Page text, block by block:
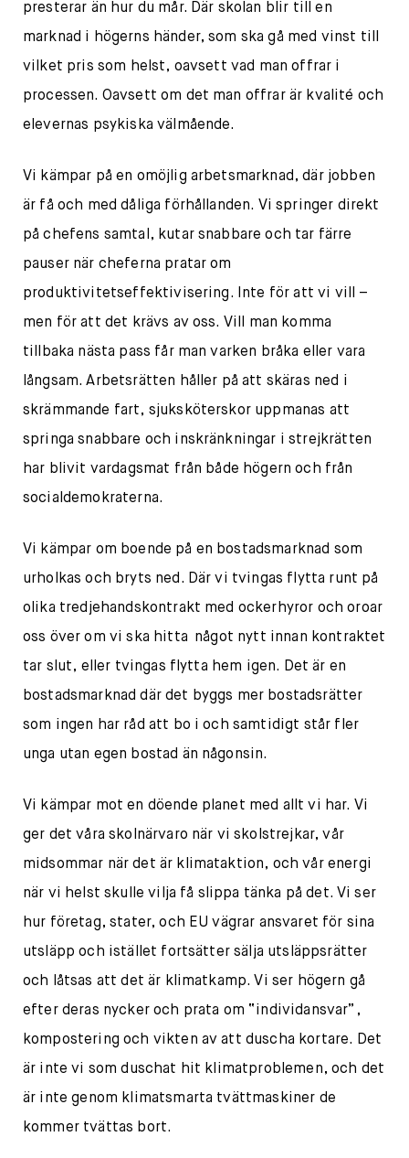
presterar än hur du mår. Där skolan blir till en
marknad i högerns händer, som ska gå med vinst till
vilket pris som helst, oavsett vad man offrar i
processen. Oavsett om det man offrar är kvalité och
elevernas psykiska välmående.
Vi kämpar på en omöjlig arbetsmarknad, där jobben
är få och med dåliga förhållanden. Vi springer direkt
på chefens samtal, kutar snabbare och tar färre
pauser när cheferna pratar om
produktivitetseffektivisering. Inte för att vi vill –
men för att det krävs av oss. Vill man komma
tillbaka nästa pass får man varken bråka eller vara
långsam. Arbetsrätten håller på att skäras ned i
skrämmande fart, sjuksköterskor uppmanas att
springa snabbare och inskränkningar i strejkrätten
har blivit vardagsmat från både högern och från
socialdemokraterna.
Vi kämpar om boende på en bostadsmarknad som
urholkas och bryts ned. Där vi tvingas flytta runt på
olika tredjehandskontrakt med ockerhyror och oroar
oss över om vi ska hitta något nytt innan kontraktet
tar slut, eller tvingas flytta hem igen. Det är en
bostadsmarknad där det byggs mer bostadsrätter
som ingen har råd att bo i och samtidigt står fler
unga utan egen bostad än någonsin.
Vi kämpar mot en döende planet med allt vi har. Vi
ger det våra skolnärvaro när vi skolstrejkar, vår
midsommar när det är klimataktion, och vår energi
när vi helst skulle vilja få slippa tänka på det. Vi ser
hur företag, stater, och EU vägrar ansvaret för sina
utsläpp och istället fortsätter sälja utsläppsrätter
och låtsas att det är klimatkamp. Vi ser högern gå
efter deras nycker och prata om “individansvar”,
kompostering och vikten av att duscha kortare. Det
är inte vi som duschat hit klimatproblemen, och det
är inte genom klimatsmarta tvättmaskiner de
kommer tvättas bort.